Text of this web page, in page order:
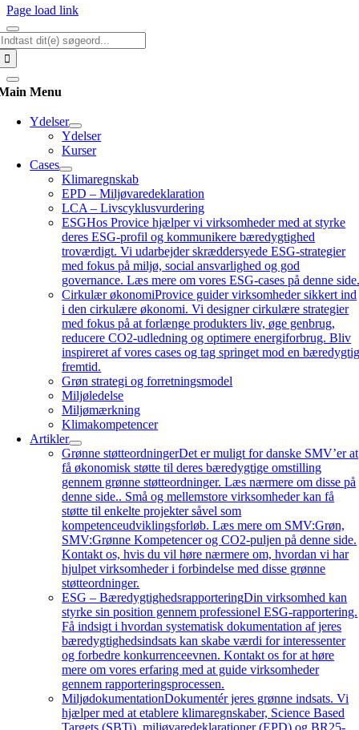
Page load link
Menu
Ydelser
Ydelser
Kurser
Cases
Klimaregnskab
EPD – Miljøvaredeklaration
LCA – Livscyklusvurdering
ESGHos Provice hjælper vi virksomheder med at styrke
deres ESG-profil og kommunikere bæredygtighed
troværdigt. Vi udarbejder skræddersyede ESG-strategier
med fokus på miljø, social ansvarlighed og god
governance. Læs mere om vores ESG-cases på denne
Cirkulær økonomiProvice guider virksomheder sikkert ind
i den cirkulære økonomi. Vi designer cirkulære strategier
med fokus på at forlænge produkters liv, øge genbrug,
reducere CO2-udledning og optimere energiforbrug. Bliv
inspireret af vores cases og tag springet mod en
fremtid.
Grøn strategi og forretningsmodel
Miljøledelse
Miljømærkning
Klimakompetencer
Artikler
Grønne støtteordningerDet er muligt for danske SMV’er at
få økonomisk støtte til deres bæredygtige omstilling
gennem grønne støtteordninger. Læs nærmere om disse på
denne side.. Små og mellemstore virksomheder kan få
støtte til enkelte projekter såvel som
kompetenceudviklingsforløb. Læs mere om SMV:Grøn,
SMV:Grønne Kompetencer og CO2-puljen på denne side.
Kontakt os, hvis du vil høre nærmere om, hvordan vi har
hjulpet virksomheder i forbindelse med disse grønne
støtteordninger.
ESG – BæredygtighedsrapporteringDin virksomhed kan
styrke sin position gennem professionel ESG-rapportering.
Få indsigt i hvordan systematisk dokumentation af jeres
bæredygtighedsindsats kan skabe værdi for interessenter
og forbedre konkurrenceevnen. Kontakt os for at høre
mere om vores erfaring med at guide virksomheder
gennem rapporteringsprocessen.
MiljødokumentationDokumentér jeres grønne indsats. Vi
hjælper med at etablere klimaregnskaber, Science Based
Targets (SBTi), miljøvaredeklarationer (EPD) og BR25-